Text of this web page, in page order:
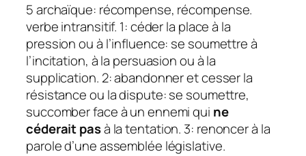
5 archaïque: récompense, récompense.
verbe intransitif. 1: céder la place à la
pression ou à l’influence: se soumettre à
l’incitation, à la persuasion ou à la
supplication. 2: abandonner et cesser la
résistance ou la dispute: se soumettre,
succomber face à un ennemi qui ne
céderait pasà la tentation. 3: renoncer à la
parole d’une assemblée législative.